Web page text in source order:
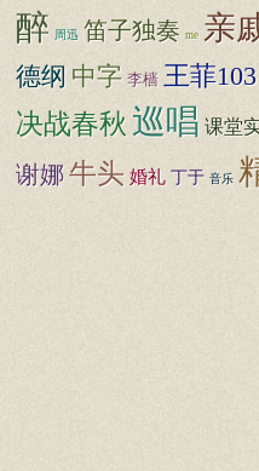
醉 周迅 笛子独奏 me 亲
德纲 中字 李樯 王菲
决战春秋 巡唱 课堂
谢娜牛头 婚礼 丁于 音乐